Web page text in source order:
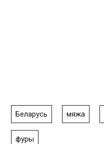
Беларусь мяжа
фуры